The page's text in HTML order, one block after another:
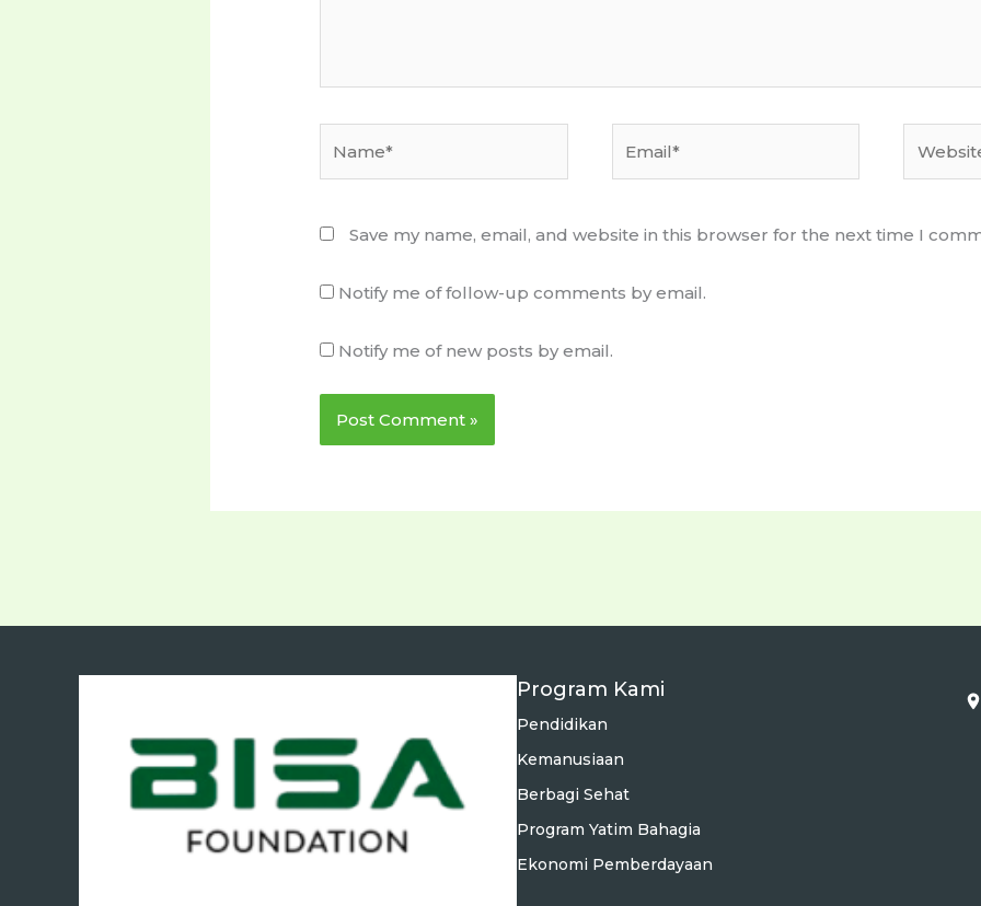
Save my name, email, and website in this browser for the next time I
Notify me of follow-up comments by email.
Notify me of new posts by email.
Program Kami
Pendidikan
Kemanusiaan
Berbagi Sehat
Program Yatim Bahagia
Ekonomi Pemberdayaan